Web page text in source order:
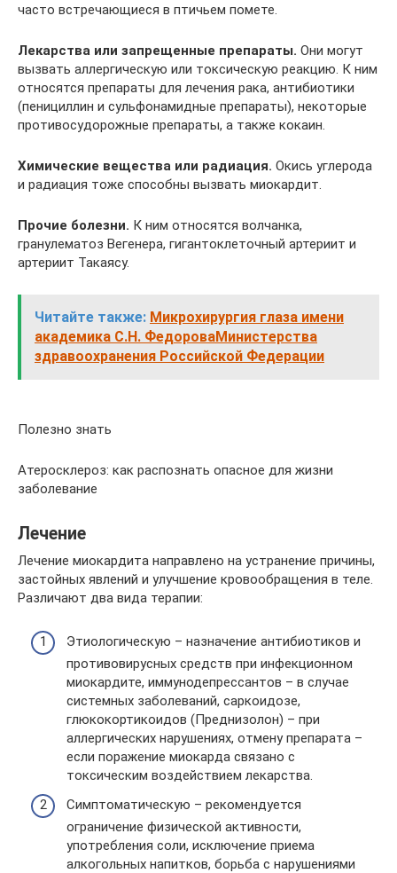
часто встречающиеся в птичьем помете.
Лекарства или запрещенные препараты. Они могут
вызвать аллергическую или токсическую реакцию. К ним
относятся препараты для лечения рака, антибиотики
(пенициллин и сульфонамидные препараты), некоторые
противосудорожные препараты, а также кокаин.
Химические вещества или радиация. Окись углерода
и радиация тоже способны вызвать миокардит.
Прочие болезни. К ним относятся волчанка,
гранулематоз Вегенера, гигантоклеточный артериит и
артериит Такаясу.
Читайте также: Микрохирургия глаза имени
академика С.Н. ФедороваМинистерства
здравоохранения Российской Федерации
Полезно знать
Атеросклероз: как распознать опасное для жизни
заболевание
Лечение
Лечение миокардита направлено на устранение причины,
застойных явлений и улучшение кровообращения в теле.
Различают два вида терапии:
Этиологическую – назначение антибиотиков и
противовирусных средств при инфекционном
миокардите, иммунодепрессантов – в случае
системных заболеваний, саркоидозе,
глюкокортикоидов (Преднизолон) – при
аллергических нарушениях, отмену препарата –
если поражение миокарда связано с
токсическим воздействием лекарства.
Симптоматическую – рекомендуется
ограничение физической активности,
употребления соли, исключение приема
алкогольных напитков, борьба с нарушениями